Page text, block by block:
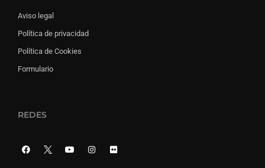
Aviso legal
Política de privacidad
Política de Cookies
Formulario
REDES